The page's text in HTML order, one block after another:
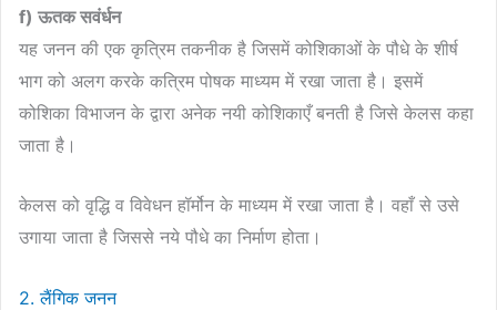
f) ऊतक सवंर्धन
यह जनन की एक कृत्रिम तकनीक है जिसमें कोशिकाओं के पौधे के शीर्ष
भाग को अलग करके कत्रिम पोषक माध्यम में रखा जाता है। इसमें
कोशिका विभाजन के द्वारा अनेक नयी कोशिकाएँ बनती है जिसे केलस कहा
जाता है।
केलस को वृद्धि व विवेधन हॉर्मोन के माध्यम में रखा जाता है। वहाँ से उसे
उगाया जाता है जिससे नये पौधे का निर्माण होता।
2. लैंगिक जनन